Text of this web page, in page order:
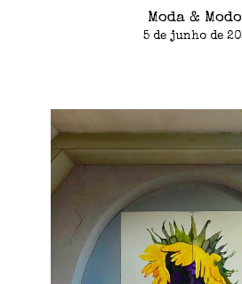
Moda &
5 de junho de